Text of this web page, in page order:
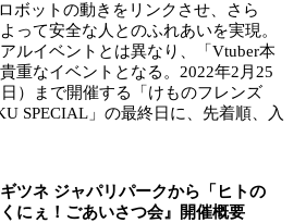
ボットの動きをリンクさせ、さら
って安全な人とのふれあいを実現。
ルイベントとは異なり、「Vtuber本
重なイベントとなる。2022年2月25
）まで開催する「けものフレンズ
SPECIAL」の最終日に、先着順、入
ツネ ジャパリパークから「ヒトの
にぇ！ごあいさつ会』開催概要